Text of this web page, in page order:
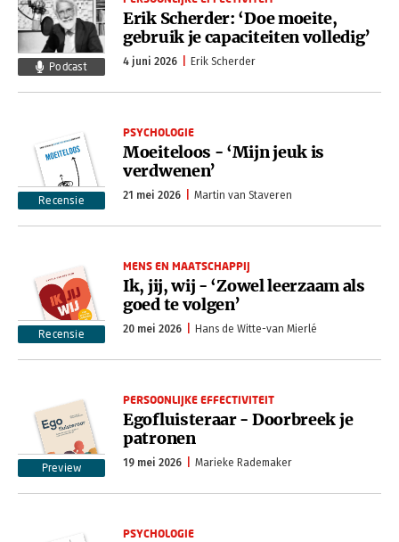
Podcast
Erik Scherder: ‘Doe moeite,
gebruik je capaciteiten volledig’
4 juni 2026 Erik Scherder
Recensie
PSYCHOLOGIE
Moeiteloos - ‘Mijn jeuk is
verdwenen’
21 mei 2026 Martin van Staveren
Recensie
MENS EN MAATSCHAPPIJ
Ik, jij, wij - ‘Zowel leerzaam als
goed te volgen’
20 mei 2026 Hans de Witte-van Mierlé
Preview
PERSOONLIJKE EFFECTIVITEIT
Egofluisteraar - Doorbreek je
patronen
19 mei 2026 Marieke Rademaker
PSYCHOLOGIE